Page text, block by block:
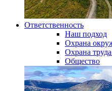
Ответственность
Наш подход
Охрана
Охрана
Общество